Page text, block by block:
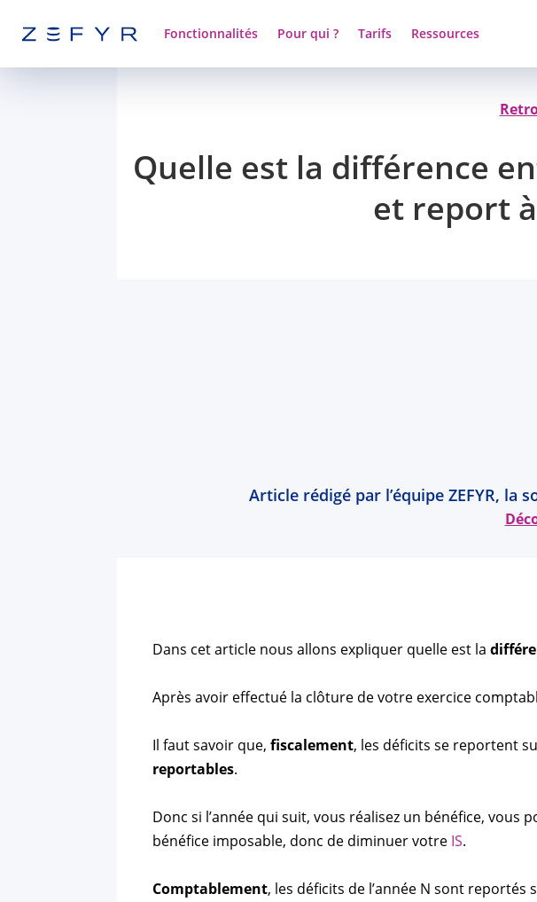
Fonctionnalités Pour qui ? Tarifs Ressources
Quelle est la différence
et report
Article rédigé par l’équipe ZEFYR,
Dans cet article nous allons expliquer quelle est la
Après avoir effectué la clôture de votre exercice
Il faut savoir que,fiscalement, les déficits se reportent
reportables.
Donc si l’année qui suit, vous réalisez un bénéfice,
bénéfice imposable, donc de diminuer votre IS.
Comptablement, les déficits de l’année N sont reportés